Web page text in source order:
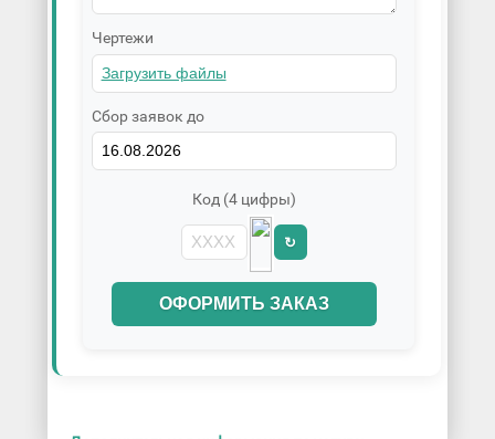
Чертежи
Сбор заявок до
Код (4 цифры)
↻
ОФОРМИТЬ ЗАКАЗ